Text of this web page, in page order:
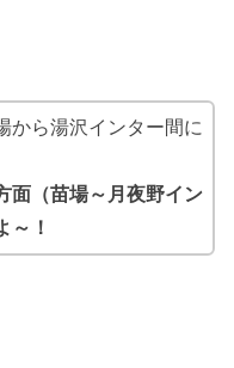
から湯沢インター間に
面（苗場～月夜野イン
～！